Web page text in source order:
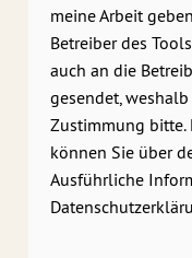
meine Arbeit
Betreiber des
auch an die
gesendet,
Zustimmung bitte.
können Sie über
Ausführliche